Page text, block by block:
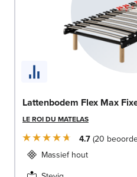
Lattenbodem Flex Max
LE ROI DU MATELAS
4.7 20
Massief hout